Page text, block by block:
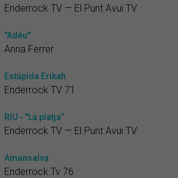
Enderrock TV — El Punt Avui TV
"Adéu"
Anna Ferrer
Estúpida Erikah
Enderrock TV 71
RIU - "La platja”
Enderrock TV — El Punt Avui TV
Amansalva
Enderrock Tv 76